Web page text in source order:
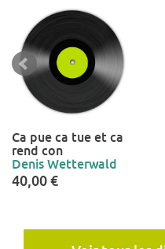
Ca pue ca tue et ca
rend con
Denis Wetterwald
40,00 €